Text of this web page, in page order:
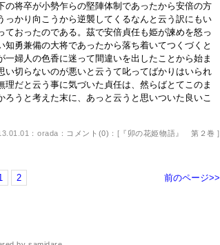
将卒が小勢乍らの堅陣体制であったから安倍の方
かり向こうから逆襲してくるなんと云う訳にもい
おったのである。茲で安倍貞任も姫が諫めを怒っ
勇兼備の大将であったから落ち着いてつくづくと
婦人の色香に迷って間違いを出したことから始ま
切らないのが悪いと云うて叱ってばかりはいられ
だと云う事に気づいた貞任は、然らばとてこのま
うと考えた末に、あっと云うと思いついた良いこ
：orada： コメント(0) ：[ 『卯の花姫物語』 第２巻]
2 前のページ>>